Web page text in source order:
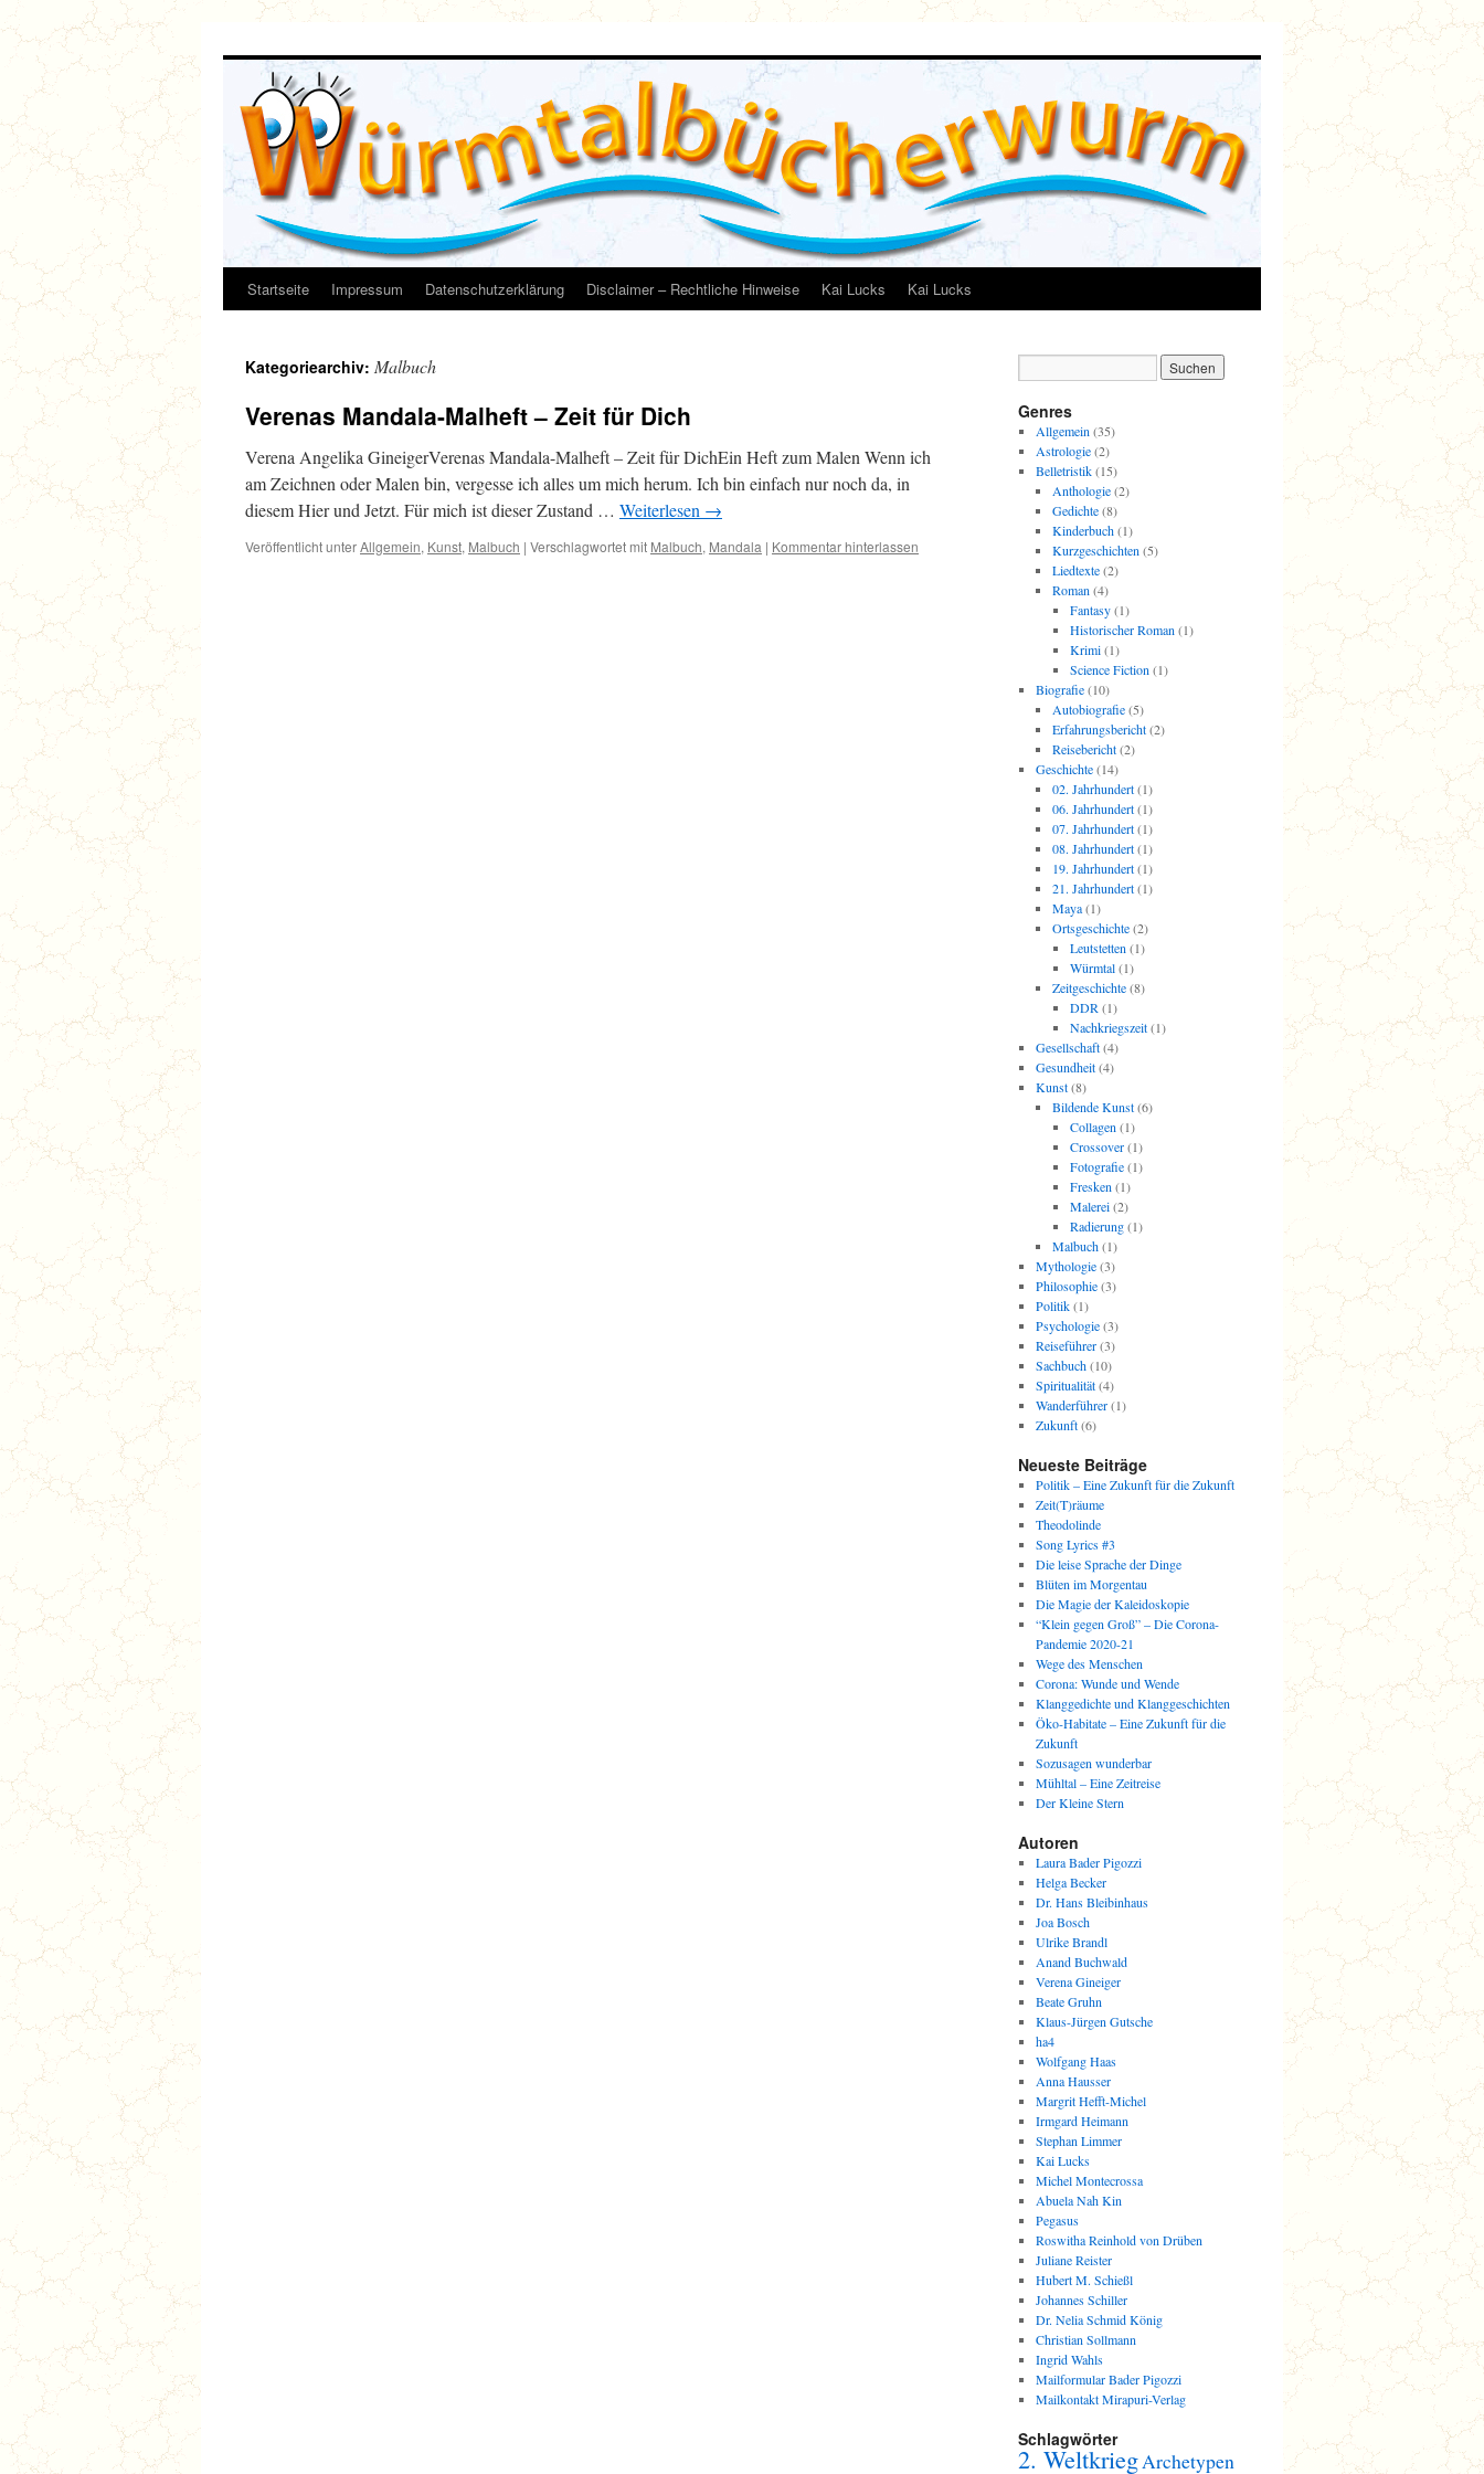
springen
Startseite Impressum Datenschutzerklärung Disclaimer – Rechtliche Hinweise Kai Lucks Kai Lucks
Kategoriearchiv: Malbuch
Verenas Mandala-Malheft – Zeit für Dich
Verena Angelika GineigerVerenas Mandala-Malheft – Zeit für DichEin Heft zum Malen Wenn ich
am Zeichnen oder Malen bin, vergesse ich alles um mich herum. Ich bin einfach nur noch da, in
diesem Hier und Jetzt. Für mich ist dieser Zustand … Weiterlesen →
Veröffentlicht unterAllgemein, Kunst, Malbuch | Verschlagwortet mit Malbuch, Mandala | Kommentar hinterlassen
Genres
Allgemein (35)
Astrologie(2)
Belletristik(15)
Anthologie(2)
Gedichte(8)
Kinderbuch(1)
Kurzgeschichten (5)
Liedtexte(2)
Roman (4)
Fantasy(1)
Historischer Roman (1)
Krimi(1)
Science Fiction (1)
Biografie(10)
Autobiografie(5)
Erfahrungsbericht(2)
Reisebericht(2)
Geschichte(14)
02. Jahrhundert(1)
06. Jahrhundert(1)
07. Jahrhundert(1)
08. Jahrhundert(1)
19. Jahrhundert(1)
21. Jahrhundert(1)
Maya(1)
Ortsgeschichte(2)
Leutstetten (1)
Würmtal(1)
Zeitgeschichte(8)
DDR (1)
Nachkriegszeit(1)
Gesellschaft(4)
Gesundheit(4)
Kunst(8)
Bildende Kunst(6)
Collagen (1)
Crossover(1)
Fotografie(1)
Fresken (1)
Malerei(2)
Radierung(1)
Malbuch(1)
Mythologie(3)
Philosophie(3)
Politik(1)
Psychologie(3)
Reiseführer(3)
Sachbuch(10)
Spiritualität(4)
Wanderführer(1)
Zukunft(6)
Neueste Beiträge
Politik – Eine Zukunft für die Zukunft
Zeit(T)räume
Theodolinde
Song Lyrics #3
Die leise Sprache der Dinge
Blüten im Morgentau
Die Magie der Kaleidoskopie
“Klein gegen Groß” – Die Corona-
Pandemie 2020-21
Wege des Menschen
Corona: Wunde und Wende
Klanggedichte und Klanggeschichten
Öko-Habitate – Eine Zukunft für die
Zukunft
Sozusagen wunderbar
Mühltal – Eine Zeitreise
Der Kleine Stern
Autoren
Laura Bader Pigozzi
Helga Becker
Dr. Hans Bleibinhaus
Joa Bosch
Ulrike Brandl
Anand Buchwald
Verena Gineiger
Beate Gruhn
Klaus-Jürgen Gutsche
ha4
Wolfgang Haas
Anna Hausser
Margrit Hefft-Michel
Irmgard Heimann
Stephan Limmer
Kai Lucks
Michel Montecrossa
Abuela Nah Kin
Pegasus
Roswitha Reinhold von Drüben
Juliane Reister
Hubert M. Schießl
Johannes Schiller
Dr. Nelia Schmid König
Christian Sollmann
Ingrid Wahls
Mailformular Bader Pigozzi
Mailkontakt Mirapuri-Verlag
Schlagwörter
2. WeltkriegArchetypen